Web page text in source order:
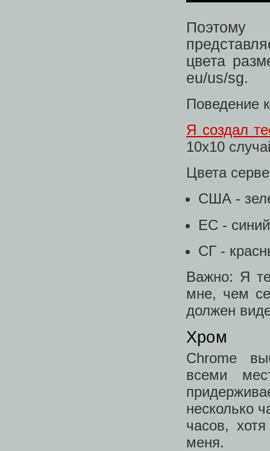
Поэтому
цвета
eu/us/sg.
Поведение
Я создал
10x10
Цвета
США -
ЕС - синий
СГ -
Важно: Я
мне, чем
должен
Хром
Chrome
всеми
несколько
часов,
меня.